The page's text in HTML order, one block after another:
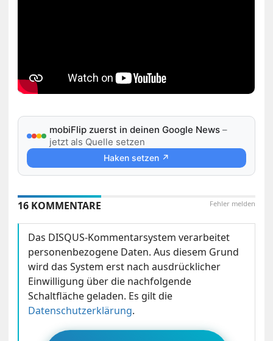
mobiFlip zuerst in deinen Google News –
jetzt als Quelle setzen
Haken setzen ↗
Fehler melden
16 KOMMENTARE
Das DISQUS-Kommentarsystem verarbeitet
personenbezogene Daten. Aus diesem Grund
wird das System erst nach ausdrücklicher
Einwilligung über die nachfolgende
Schaltfläche geladen. Es gilt die
Datenschutzerklärung.